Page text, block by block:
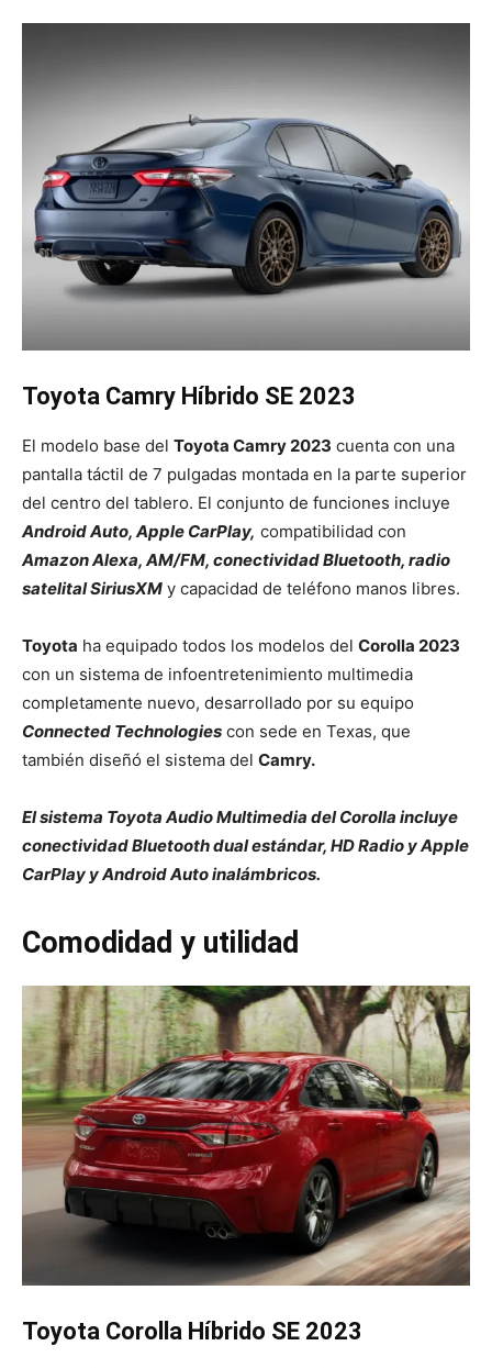
Toyota Camry Híbrido SE 2023
El modelo base del Toyota Camry 2023 cuenta con una
pantalla táctil de 7 pulgadas montada en la parte superior
del centro del tablero. El conjunto de funciones incluye
Android Auto, Apple CarPlay, compatibilidad con
Amazon Alexa, AM/FM, conectividad Bluetooth, radio
satelital SiriusXM y capacidad de teléfono manos libres.
Toyota ha equipado todos los modelos del Corolla 2023
con un sistema de infoentretenimiento multimedia
completamente nuevo, desarrollado por su equipo
Connected Technologies con sede en Texas, que
también diseñó el sistema del Camry.
El sistema Toyota Audio Multimedia del Corolla incluye
conectividad Bluetooth dual estándar, HD Radio y Apple
CarPlay y Android Auto inalámbricos.
Comodidad y utilidad
Toyota Corolla Híbrido SE 2023